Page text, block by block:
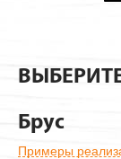
Брус
Примеры